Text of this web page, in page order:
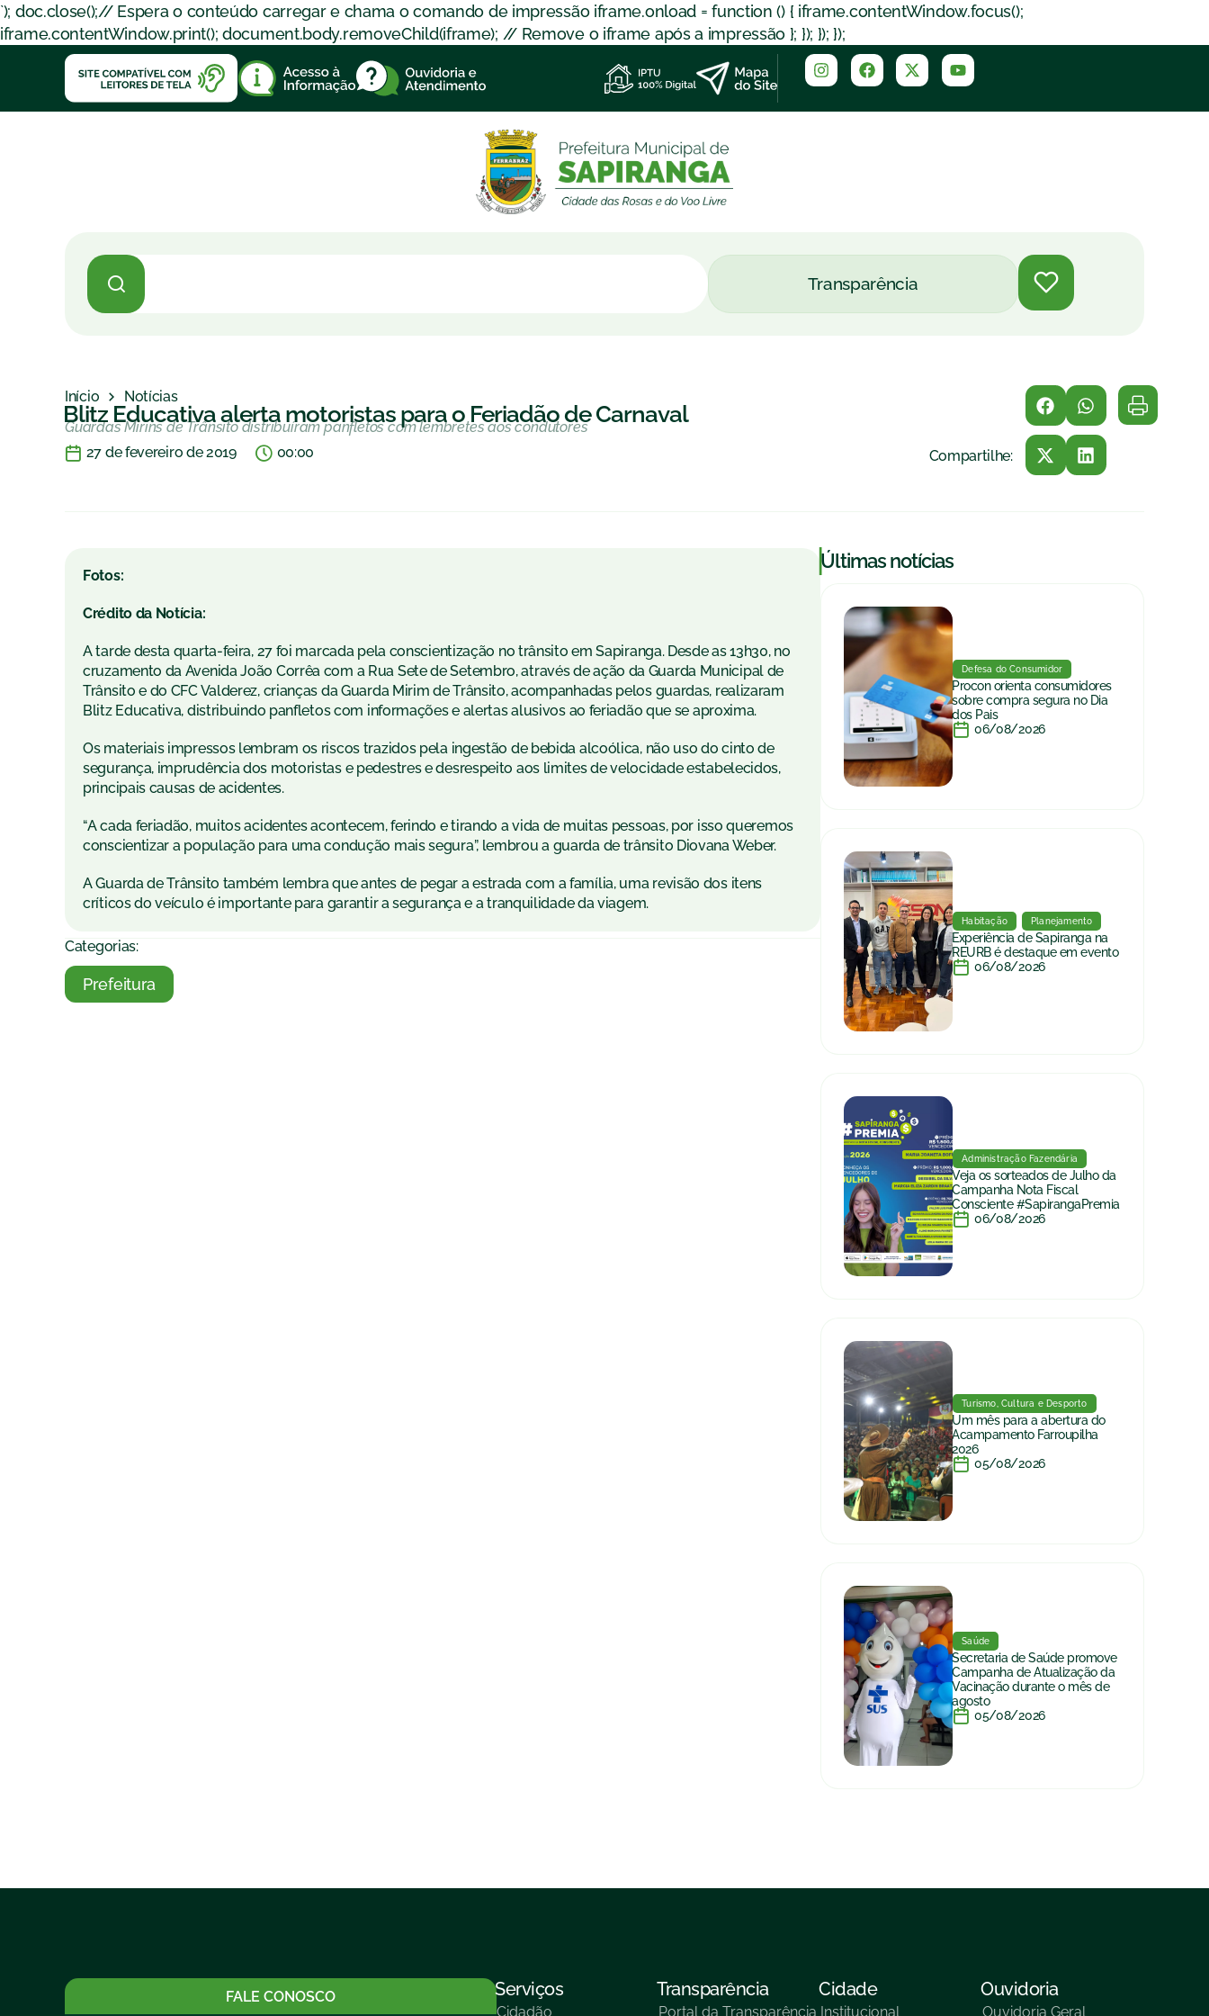
`); doc.close();// Espera o conteúdo carregar e chama o comando de impressão iframe.onload = function () { iframe.contentWindow.focus();
iframe.contentWindow.print(); document.body.removeChild(iframe); // Remove o iframe após a impressão }; }); }); });
Transparência
Início Notícias
Blitz Educativa alerta motoristas para o Feriadão de Carnaval
Guardas Mirins de Trânsito distribuíram panfletos com lembretes aos condutores
27 de fevereiro de 2019
00:00 Compartilhe:
Fotos:
Crédito da Notícia:
A tarde desta quarta-feira, 27 foi marcada pela conscientização no trânsito em Sapiranga. Desde as 13h30, no
cruzamento da Avenida João Corrêa com a Rua Sete de Setembro, através de ação da Guarda Municipal de
Trânsito e do CFC Valderez, crianças da Guarda Mirim de Trânsito, acompanhadas pelos guardas, realizaram
Blitz Educativa, distribuindo panfletos com informações e alertas alusivos ao feriadão que se aproxima.
Os materiais impressos lembram os riscos trazidos pela ingestão de bebida alcoólica, não uso do cinto de
segurança, imprudência dos motoristas e pedestres e desrespeito aos limites de velocidade estabelecidos,
principais causas de acidentes.
“A cada feriadão, muitos acidentes acontecem, ferindo e tirando a vida de muitas pessoas, por isso queremos
conscientizar a população para uma condução mais segura”, lembrou a guarda de trânsito Diovana Weber.
A Guarda de Trânsito também lembra que antes de pegar a estrada com a família, uma revisão dos itens
críticos do veículo é importante para garantir a segurança e a tranquilidade da viagem.
Categorias:
Prefeitura
|Últimas notícias
Defesa do Consumidor
Procon orienta consumidores
sobre compra segura no Dia
dos Pais
06/08/2026
Habitação Planejamento
Experiência de Sapiranga na
REURB é destaque em evento
06/08/2026
Administração Fazendária
Veja os sorteados de Julho da
Campanha Nota Fiscal
Consciente #SapirangaPremia
06/08/2026
Turismo, Cultura e Desporto
Um mês para a abertura do
Acampamento Farroupilha
2026
05/08/2026
Saúde
Secretaria de Saúde promove
Campanha de Atualização da
Vacinação durante o mês de
agosto
05/08/2026
FALE CONOSCO Serviços
Cidadão
Transparência
Portal da Transparência
Cidade
Institucional
Ouvidoria
Ouvidoria Geral